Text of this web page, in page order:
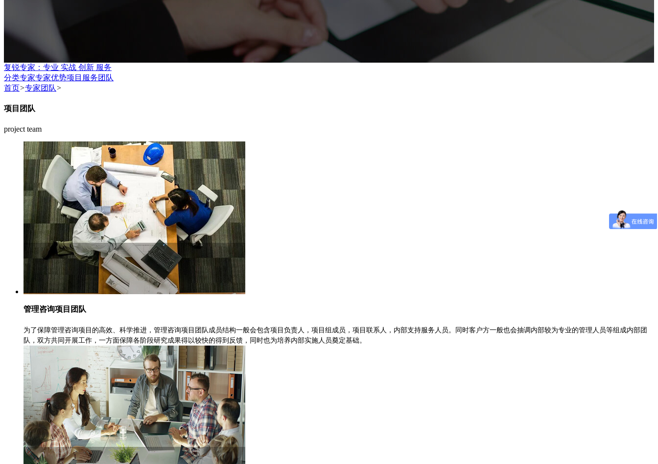
复锐专家：专业 实战 创新 服务
分类专家专家优势项目服务团队
首页>专家团队>
项目团队
project team
管理咨询项目团队
为了保障管理咨询项目的高效、科学推进，管理咨询项目团队成员结构一般会包含项目负责人，项目组成员，项目联系人，内部支持服务人员。同时客户方一般也会抽调内部较为专业的管理人员等组成内部团
队，双方共同开展工作，一方面保障各阶段研究成果得以较快的得到反馈，同时也为培养内部实施人员奠定基础。